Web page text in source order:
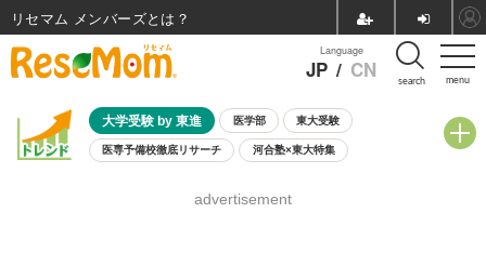
menu
Language
JP / CN search
大学受験 by 東進 医学部 東大受験
医専予備校徹底リサーチ 河合塾×東大特集
8月開催学校説明会・相談会
advertisement
リセマム メンバーズ